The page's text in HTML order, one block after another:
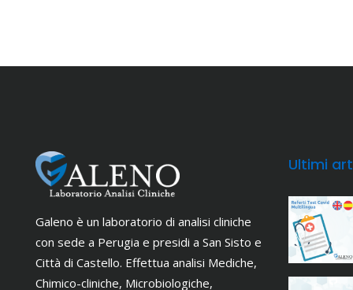
Galeno è un laboratorio di analisi cliniche
con sede a Perugia e presidi a San Sisto e
Città di Castello. Effettua analisi Mediche,
Chimico-cliniche, Microbiologiche,
Ultimi